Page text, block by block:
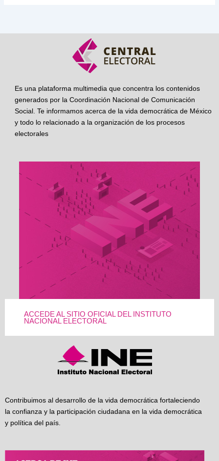
Es una plataforma multimedia que concentra los contenidos
generados por la Coordinación Nacional de Comunicación
Social. Te informamos acerca de la vida democrática de México
y todo lo relacionado a la organización de los procesos
electorales
ACCEDE AL SITIO OFICIAL DEL INSTITUTO
NACIONAL ELECTORAL
Contribuimos al desarrollo de la vida democrática fortaleciendo
la confianza y la participación ciudadana en la vida democrática
y política del país.